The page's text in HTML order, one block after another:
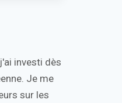
investi dès
Je me
sur les